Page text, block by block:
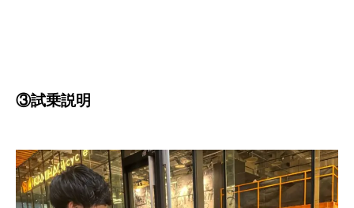
③試乗説明